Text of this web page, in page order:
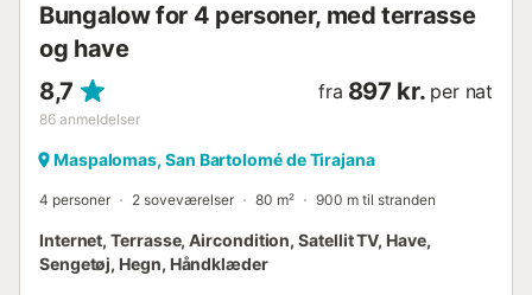
Bungalow for 4 personer, med terrasse
og have
8,7
86 anmeldelser
fra 897 kr. per nat
Maspalomas, San Bartolomé de Tirajana
4 personer 2 soveværelser 80 m² 900 m til stranden
Internet, Terrasse, Aircondition, Satellit TV, Have,
Sengetøj, Hegn, Håndklæder